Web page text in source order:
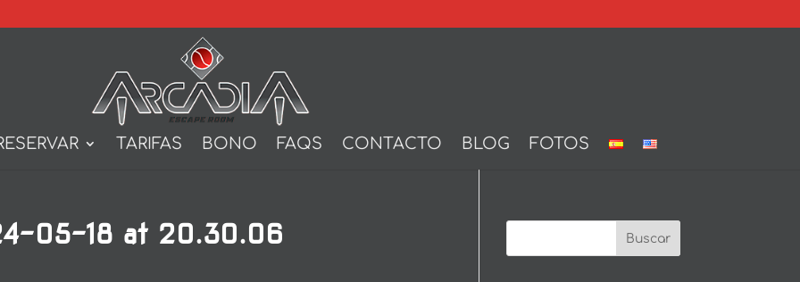
TARIFAS BONO FAQS CONTACTO BLOG FOTOS
05-18 at 20.30.06